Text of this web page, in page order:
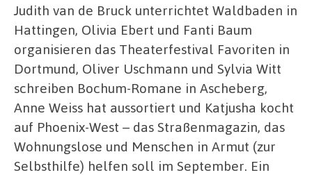
Judith van de Bruck unterrichtet Waldbaden in
Hattingen, Olivia Ebert und Fanti Baum
organisieren das Theaterfestival Favoriten in
Dortmund, Oliver Uschmann und Sylvia Witt
schreiben Bochum-Romane in Ascheberg,
Anne Weiss hat aussortiert und Katjusha kocht
auf Phoenix-West – das Straßenmagazin, das
Wohnungslose und Menschen in Armut (zur
Selbsthilfe) helfen soll im September. Ein